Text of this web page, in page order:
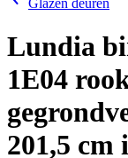
Glazen deuren
Lundia
1E04
201,5 cm